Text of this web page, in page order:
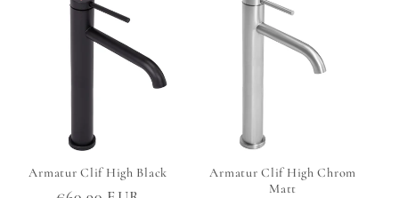
Armatur Clif High Black
Armatur Clif High Chrom
Matt